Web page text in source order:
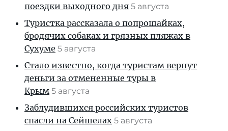
поездки выходного дня 5 августа
Туристка рассказала о попрошайках,
бродячих собаках и грязных пляжах в
Сухуме 5 августа
Стало известно, когда туристам вернут
деньги за отмененные туры в
Крым 5 августа
Заблудившихся российских туристов
спасли на Сейшелах 5 августа